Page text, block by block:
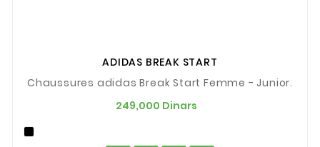
ADIDAS BREAK START
Chaussures adidas Break Start Femme - Junior.
249,000 Dinars